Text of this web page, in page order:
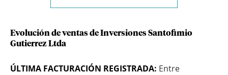
Evolución de ventas de Inversiones Santofimio
Gutierrez Ltda
ÚLTIMA FACTURACIÓN REGISTRADA: Entre